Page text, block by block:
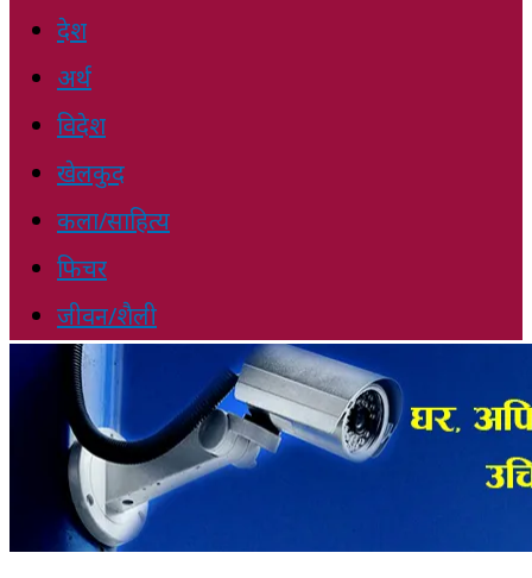
देश
अर्थ
विदेश
खेलकुद
कला/साहित्य
फिचर
जीवन/शैली